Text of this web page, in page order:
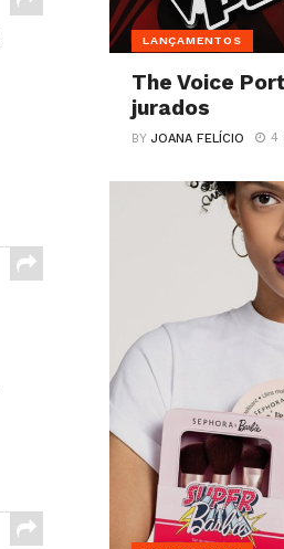
LANÇAMENTOS
The Voice
jurados
BYJOANA FELÍCIO 4